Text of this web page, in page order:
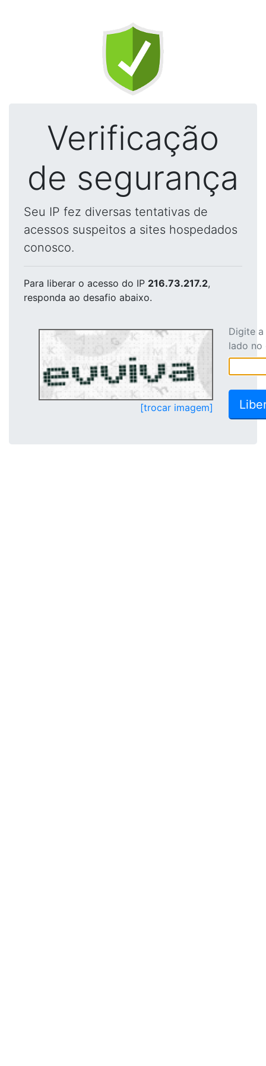
Verificação
de segurança
Seu IP fez diversas tentativas de
acessos suspeitos a sites hospedados
conosco.
Para liberar o acesso do IP 216.73.217.2,
responda ao desafio abaixo.
[trocar imagem]
Digite
lado no